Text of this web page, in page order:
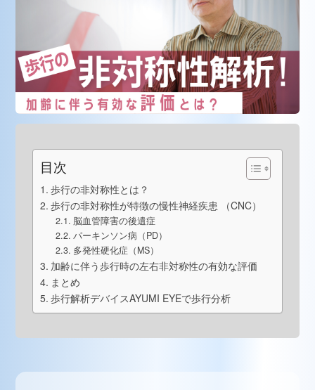
目次
歩行の非対称性とは？
歩行の非対称性が特徴の慢性神経疾患 （CNC）
脳血管障害の後遺症
パーキンソン病（PD）
多発性硬化症（MS）
加齢に伴う歩行時の左右非対称性の有効な評価
まとめ
歩行解析デバイスAYUMI EYEで歩行分析